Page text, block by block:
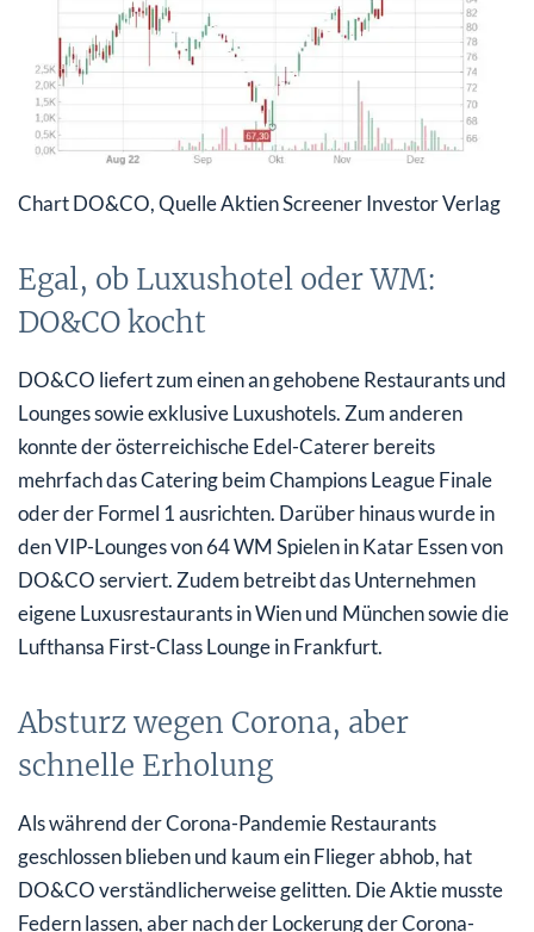
Chart DO&CO, Quelle Aktien Screener Investor Verlag
Egal, ob Luxushotel oder WM:
DO&CO kocht
DO&CO liefert zum einen an gehobene Restaurants und
Lounges sowie exklusive Luxushotels. Zum anderen
konnte der österreichische Edel-Caterer bereits
mehrfach das Catering beim Champions League Finale
oder der Formel 1 ausrichten. Darüber hinaus wurde in
den VIP-Lounges von 64 WM Spielen in Katar Essen von
DO&CO serviert. Zudem betreibt das Unternehmen
eigene Luxusrestaurants in Wien und München sowie die
Lufthansa First-Class Lounge in Frankfurt.
Absturz wegen Corona, aber
schnelle Erholung
Als während der Corona-Pandemie Restaurants
geschlossen blieben und kaum ein Flieger abhob, hat
DO&CO verständlicherweise gelitten. Die Aktie musste
Federn lassen, aber nach der Lockerung der Corona-